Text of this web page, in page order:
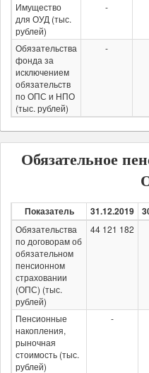
Имущество
для ОУД (тыс.
рублей)
-
Обязательства
фонда за
исключением
обязательств
по ОПС и НПО
(тыс. рублей)
-
Обязательное
Показатель 31.12.2019
Обязательства
по договорам об
обязательном
пенсионном
страховании
(ОПС) (тыс.
рублей)
44 121 182
Пенсионные
накопления,
рыночная
стоимость (тыс.
рублей)
-